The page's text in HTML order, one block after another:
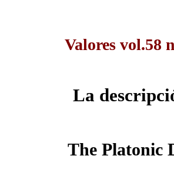
Valores vol.58
La
The Platonic